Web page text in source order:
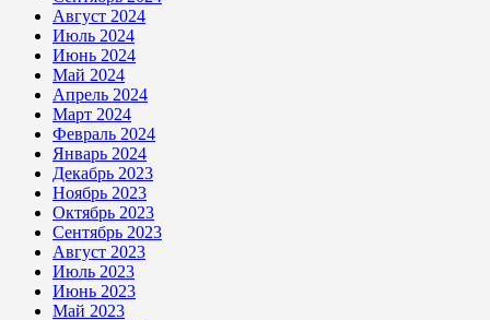
Август 2024
Июль 2024
Июнь 2024
Май 2024
Апрель 2024
Март 2024
Февраль 2024
Январь 2024
Декабрь 2023
Ноябрь 2023
Октябрь 2023
Сентябрь 2023
Август 2023
Июль 2023
Июнь 2023
Май 2023